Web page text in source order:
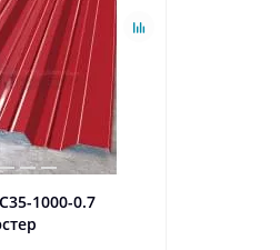
1000-0.7